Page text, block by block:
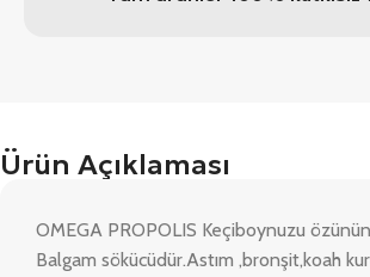
Ürün Açıklaması
OMEGA PROPOLIS Keçiboynuzu
Balgam sökücüdür.Astım ,bronşit,koah